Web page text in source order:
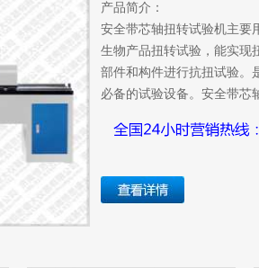
产品简介：
安全带芯轴扭转试验机主要
生物产品扭转试验，能实现
部件和构件进行抗扭试验。
必备的试验设备。安全带芯